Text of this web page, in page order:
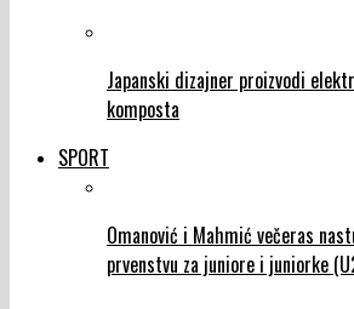
Japanski dizajner proizvodi
komposta
SPORT
Omanović i Mahmić večeras
prvenstvu za juniore i juniorke